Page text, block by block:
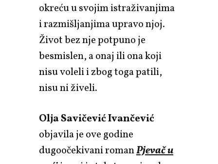
okreću u svojim istraživanjima
i razmišljanjima upravo njoj.
Život bez nje potpuno je
besmislen, a onaj ili ona koji
nisu voleli i zbog toga patili,
nisu ni živeli.
Olja Savičević Ivančević
objavila je ove godine
dugoočekivani romanPjevač u